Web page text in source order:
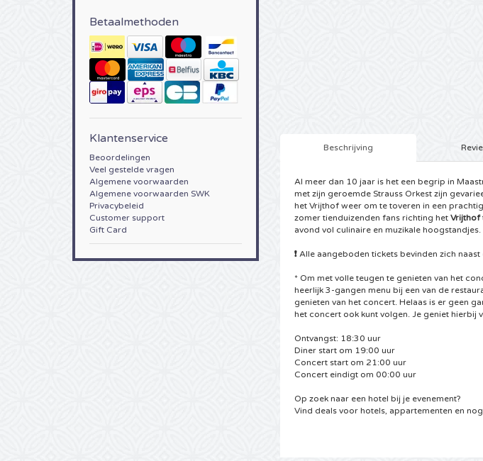
Betaalmethoden
Klantenservice
Beoordelingen
Veel gestelde vragen
Algemene voorwaarden
Algemene voorwaarden SWK
Privacybeleid
Customer support
Gift Card
Beschrijving
Al meer dan 10 jaar is het een begrip in
met zijn geroemde Strauss Orkest zijn
het Vrijthof weer om te toveren in een
zomer tienduizenden fans richting het Vrijthof
avond vol culinaire en muzikale hoogstandjes.
❗ Alle aangeboden tickets bevinden zich naast
* Om met volle teugen te genieten van het
heerlijk 3-gangen menu bij een van de
genieten van het concert. Helaas is er geen
het concert ook kunt volgen. Je geniet hierbij
Ontvangst: 18:30 uur
Diner start om 19:00 uur
Concert start om 21:00 uur
Concert eindigt om 00:00 uur
Op zoek naar een hotel bij je evenement?
Vind deals voor hotels, appartementen en